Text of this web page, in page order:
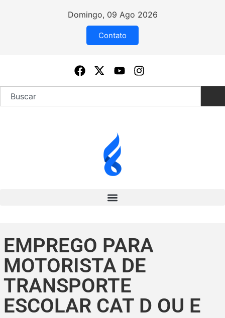
Domingo, 09 Ago 2026
Contato
EMPREGO PARA
MOTORISTA DE
TRANSPORTE
ESCOLAR CAT D OU E